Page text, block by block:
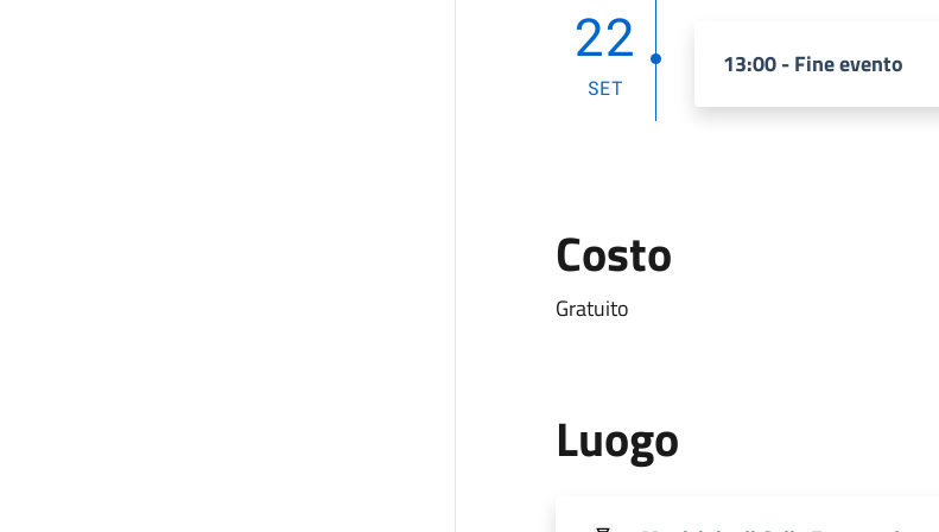
22
SET
13:00 - Fine evento
Costo
Gratuito
Luogo